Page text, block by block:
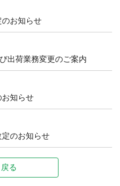
のお知らせ
出荷業務変更のご案内
お知らせ
定のお知らせ